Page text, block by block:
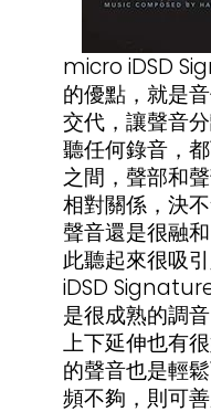
micro iDSD
的優點，就是
交代，讓聲音
聽任何錄音，
之間，聲部和
相對關係，決
聲音還是很融
此聽起來很吸
iDSD
是很成熟的調
上下延伸也有
的聲音也是輕
頻不夠，則可